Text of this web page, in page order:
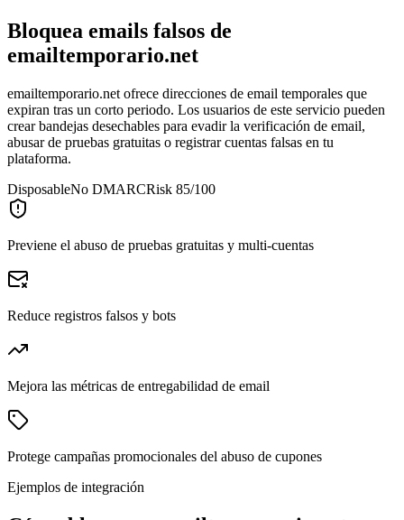
Bloquea emails falsos de
emailtemporario.net
emailtemporario.net ofrece direcciones de email temporales que
expiran tras un corto periodo. Los usuarios de este servicio pueden
crear bandejas desechables para evadir la verificación de email,
abusar de pruebas gratuitas o registrar cuentas falsas en tu
plataforma.
DisposableNo DMARCRisk 85/100
Previene el abuso de pruebas gratuitas y multi-cuentas
Reduce registros falsos y bots
Mejora las métricas de entregabilidad de email
Protege campañas promocionales del abuso de cupones
Ejemplos de integración